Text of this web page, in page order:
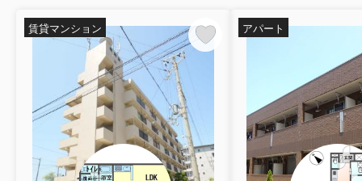
賃貸マンション アパート